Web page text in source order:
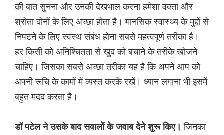
की बात सुनना और उनकी देखभाल करना हमेशा वक्ता और
श्रोता दोनों के लिए अच्छा होता है। मानसिक स्वास्थ्य के मुद्दों से
निपटने के लिए स्वस्थ संबंध होना सबसे महत्वपूर्ण तरीका है।
हर किसी को अनिश्चितता से खुद को बचाने के तरीके खोजने
चाहिए। जिसका सबसे अच्छा तरीका यह है कि अपने आप को
अपनी रूचि के कामों में व्यस्त करके रखें। ध्यान लगाना भी इसमें
बहुत मदद करता है।
डॉ पटेल ने उसके बाद सवालों के जवाब देने शुरू किए। जिनका